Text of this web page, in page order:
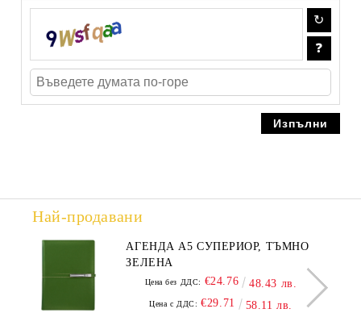
Най-продавани
АГЕНДА А5 СУПЕРИОР, ТЪМНО
ЗЕЛЕНА
Цена без ДДС: €24.76 48.43 лв.
Цена с ДДС: €29.71 58.11 лв.